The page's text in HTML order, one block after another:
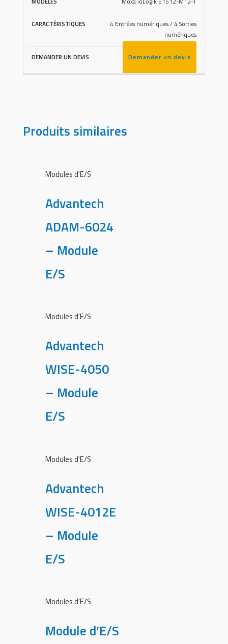
4 Entrées numériques / 4 Sorties
numériques
Demander un devis
Produits similaires
Modules d'E/S
Advantech
ADAM-6024
– Module
E/S
Modules d'E/S
Advantech
WISE-4050
– Module
E/S
Modules d'E/S
Advantech
WISE-4012E
– Module
E/S
Modules d'E/S
Module d’E/S